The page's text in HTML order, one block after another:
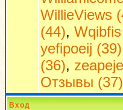
WillieViews
(44),
yefipoeij (39)
(36),
Отзывы (37)
Вход